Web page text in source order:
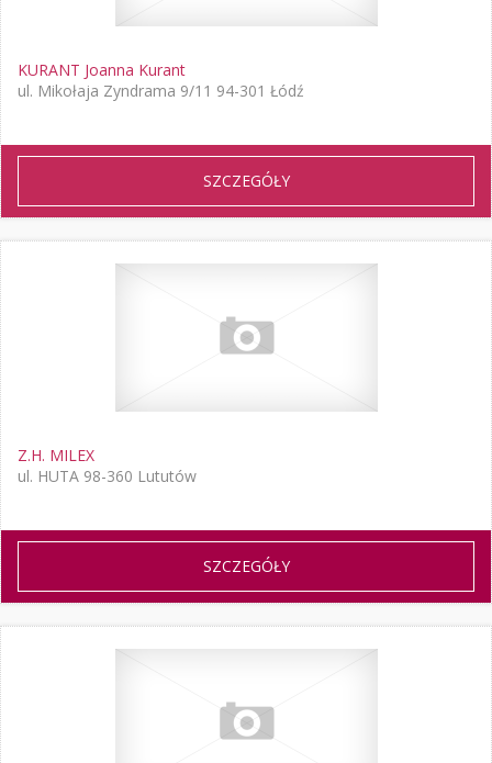
KURANT Joanna Kurant
ul. Mikołaja Zyndrama 9/11 94-301 Łódź
SZCZEGÓŁY
Z.H. MILEX
ul. HUTA 98-360 Lututów
SZCZEGÓŁY